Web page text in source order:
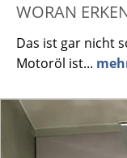
WORAN
Das ist gar nicht
Motoröl ist...